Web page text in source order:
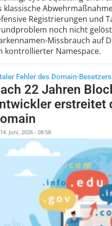
klassische
Registrierungen und
noch nicht
Missbrauch auf
kontrollierter Namespace.
Fehler des Domain-Besetzers
22 Jahren
erstreitet
14. Juni, 2026 - 08:58